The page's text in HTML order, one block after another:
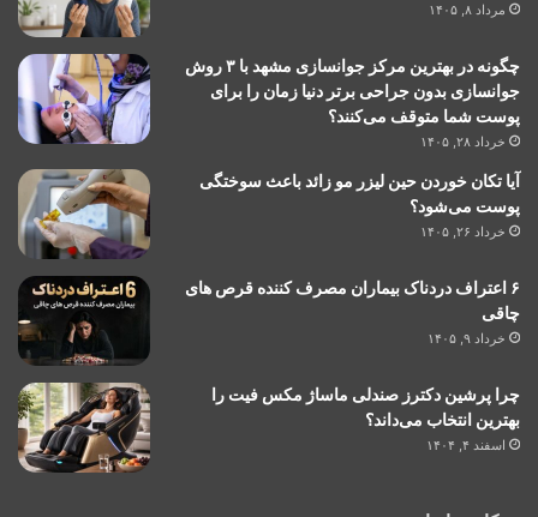
مرداد ۸, ۱۴۰۵
چگونه در بهترین مرکز جوانسازی مشهد با ۳ روش
جوانسازی بدون جراحی برتر دنیا زمان را برای
پوست شما متوقف می‌کنند؟
خرداد ۲۸, ۱۴۰۵
آیا تکان خوردن حین لیزر مو زائد باعث سوختگی
پوست می‌شود؟
خرداد ۲۶, ۱۴۰۵
۶ اعتراف دردناک بیماران مصرف کننده قرص های
چاقی
خرداد ۹, ۱۴۰۵
چرا پرشین دکترز صندلی ماساژ مکس فیت را
بهترین انتخاب می‌داند؟
اسفند ۴, ۱۴۰۴